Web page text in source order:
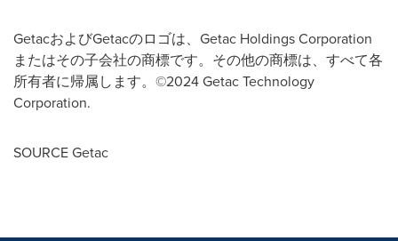
GetacおよびGetacのロゴは、Getac Holdings Corporation
またはその子会社の商標です。その他の商標は、すべて各
所有者に帰属します。©2024 Getac Technology
Corporation.
SOURCE Getac